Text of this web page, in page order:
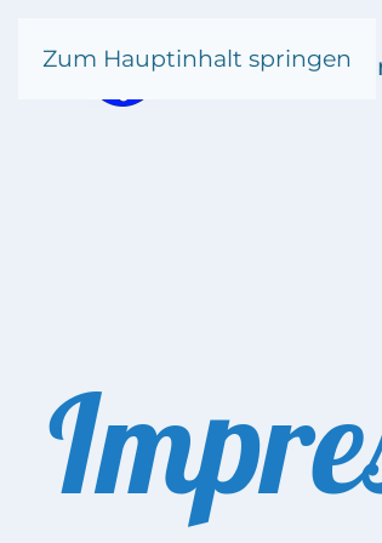
Zum Hauptinhalt springen
Kronsgaard